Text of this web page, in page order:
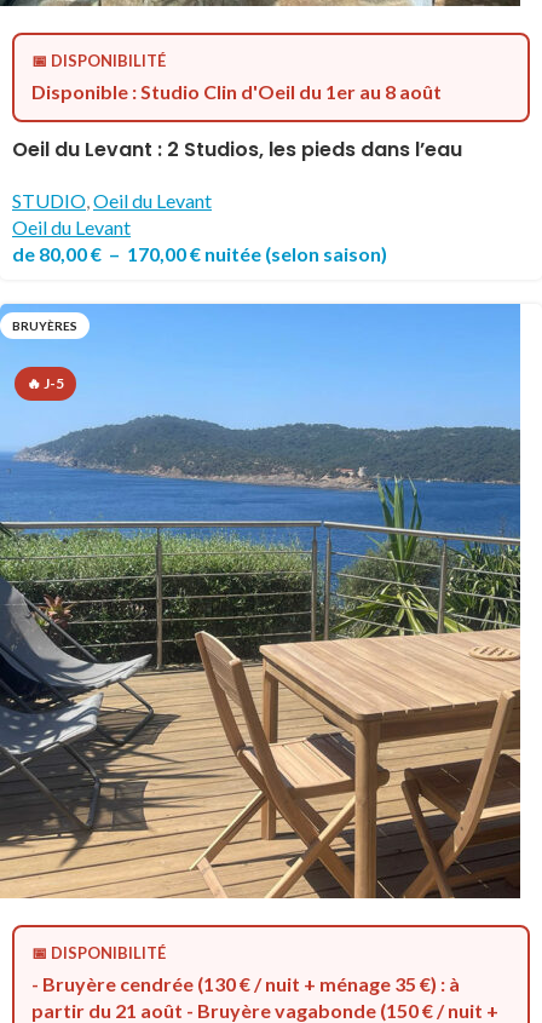
📅 DISPONIBILITÉ
Disponible : Studio Clin d'Oeil du 1er au 8 août
Oeil du Levant : 2 Studios, les pieds dans l’eau
STUDIO Oeil du Levant
Oeil du Levant
de 80,00€ – 170,00€ nuitée (selon saison)
🔥 J-5
BRUYÈRES
📅 DISPONIBILITÉ
- Bruyère cendrée (130 € / nuit + ménage 35 €) : à
partir du 21 août - Bruyère vagabonde (150 € / nuit +